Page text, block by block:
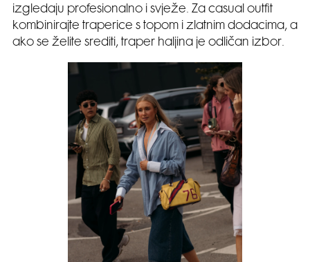
izgledaju profesionalno i svježe. Za casual outfit
kombinirajte traperice s topom i zlatnim dodacima, a
ako se želite srediti, traper haljina je odličan izbor.